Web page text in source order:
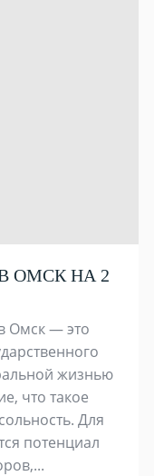
ОМСК НА 2
Омск — это
жизнью
что такое
Для
потенциал